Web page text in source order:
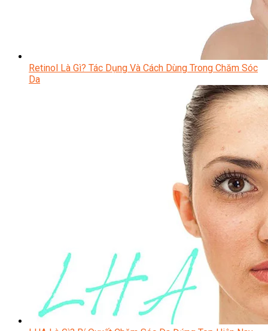
Retinol Là Gì? Tác Dụng Và Cách Dùng Trong Chăm Sóc
Da